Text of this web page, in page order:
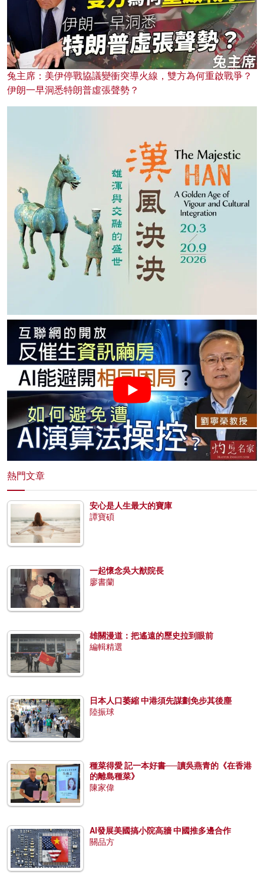
兔主席：美伊停戰協議變衝突導火線，雙方為何重啟戰爭？
伊朗一早洞悉特朗普虛張聲勢？
熱門文章
安心是人生最大的寶庫
譚寶碩
一起懷念吳大猷院長
廖書蘭
雄關漫道：把遙遠的歷史拉到眼前
編輯精選
日本人口萎縮 中港須先謀劃免步其後塵
陸振球
種菜得愛 記一本好書──讀吳燕青的《在香港
的離島種菜》
陳家偉
AI發展美國搞小院高牆 中國推多邊合作
關品方